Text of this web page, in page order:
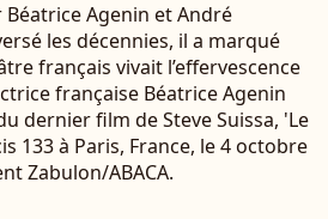
Agenin et André
les décennies, il a marqué
français vivait l’effervescence
française Béatrice Agenin
dernier film de Steve Suissa, 'Le
133 à Paris, France, le 4 octobre
Zabulon/ABACA.